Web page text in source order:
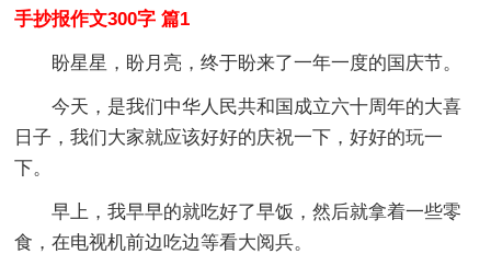
手抄报作文300字 篇1
盼星星，盼月亮，终于盼来了一年一度的国庆节。
今天，是我们中华人民共和国成立六十周年的大喜
日子，我们大家就应该好好的庆祝一下，好好的玩一
下。
早上，我早早的就吃好了早饭，然后就拿着一些零
食，在电视机前边吃边等看大阅兵。